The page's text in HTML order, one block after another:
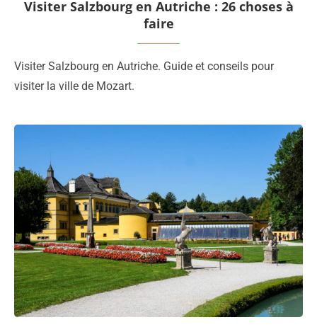
Visiter Salzbourg en Autriche : 26 choses à
faire
Visiter Salzbourg en Autriche. Guide et conseils pour
visiter la ville de Mozart.